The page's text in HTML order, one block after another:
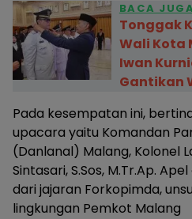
BACA
Tonggak
Wali Kota
Iwan
Gantikan
Pada kesempatan ini,
upacara yaitu Komandan
(Danlanal) Malang, Kolonel
Sintasari, S.Sos, M.Tr.Ap.
dari jajaran Forkopimda,
lingkungan Pemkot Malang